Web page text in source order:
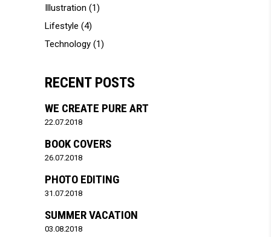
Illustration (1)
Lifestyle (4)
Technology (1)
RECENT POSTS
WE CREATE PURE ART
22.07.2018
BOOK COVERS
26.07.2018
PHOTO EDITING
31.07.2018
SUMMER VACATION
03.08.2018